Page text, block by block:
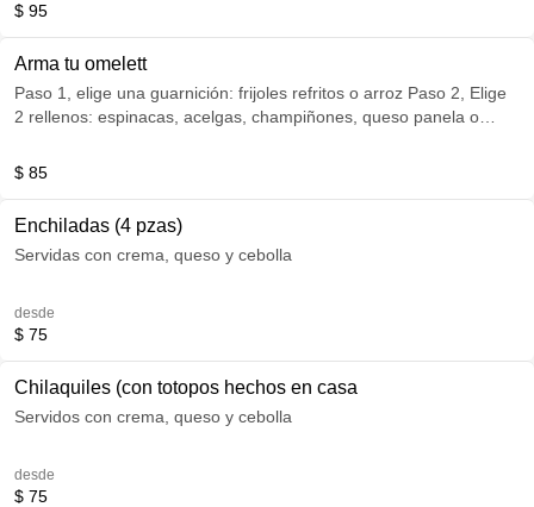
$ 95
Arma tu omelett
Paso 1, elige una guarnición: frijoles refritos o arroz Paso 2, Elige
2 rellenos: espinacas, acelgas, champiñones, queso panela o
$ 85
Enchiladas (4 pzas)
Servidas con crema, queso y cebolla
desde
$ 75
Chilaquiles (con totopos hechos en casa
Servidos con crema, queso y cebolla
desde
$ 75